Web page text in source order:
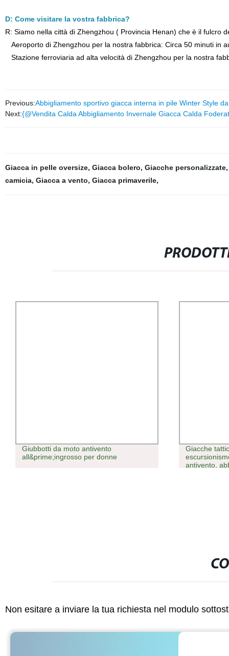
D: Come visitare la vostra fabbrica?
R: Siamo nella città di Zhengzhou ( Provincia Henan) che è il fulcro
Aeroporto di Zhengzhou per la nostra fabbrica: Circa 50 minuti in
Stazione ferroviaria ad alta velocità di Zhengzhou per la nostra
Previous:Abbigliamento sportivo giacca interna in pile Winter Style
Next:{@Vendita Calda Abbigliamento Invernale Giacca Calda
Giacca in pelle oversize, Giacca bolero, Giacche personalizzate
camicia, Giacca a vento, Giacca primaverile,
Giubbotti da moto antivento
all&prime;ingrosso per donne
Giacche
antivento,
Non esitare a inviare la tua richiesta nel modulo